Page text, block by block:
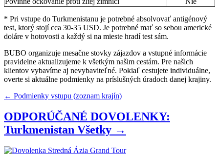
* Pri vstupe do Turkmenistanu je potrebné absolvovať antigénový
test, ktorý stojí cca 30-35 USD. Je potrebné mať so sebou americké
doláre v hotovosti a každý si na mieste hradí test sám.
BUBO organizuje mesačne stovky zájazdov a vstupné informácie
pravidelne aktualizujeme k všetkým našim cestám. Pre našich
klientov vybavíme aj nevybaviteľné. Pokiaľ cestujete individuálne,
overte si aktuálne podmienky na príslušných úradoch danej krajiny.
← Podmienky vstupu (zoznam krajín)
ODPORÚČANÉ DOVOLENKY:
Turkmenistan Všetky →